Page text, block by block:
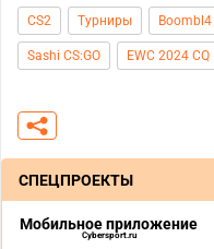
CS2 Турниры Boombl4
Sashi CS:GO EWC 2024 CQ
СПЕЦПРОЕКТЫ
Мобильное приложение
Cybersport.ru